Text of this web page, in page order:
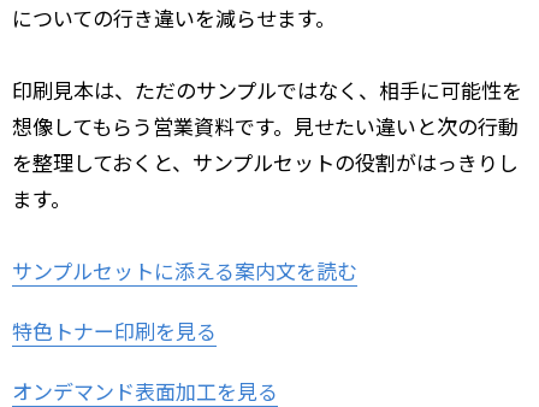
についての行き違いを減らせます。
印刷見本は、ただのサンプルではなく、相手に可能性を
想像してもらう営業資料です。見せたい違いと次の行動
を整理しておくと、サンプルセットの役割がはっきりし
ます。
サンプルセットに添える案内文を読む
特色トナー印刷を見る
オンデマンド表面加工を見る